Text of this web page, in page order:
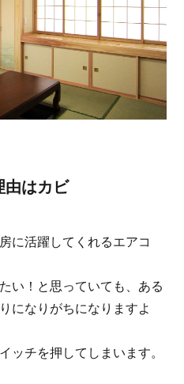
由はカビ
に活躍してくれるエアコ
い！と思っていても、ある
になりがちになりますよ
ッチを押してしまいます。